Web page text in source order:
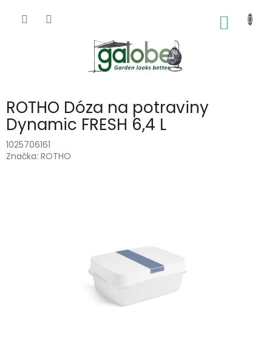
ROTHO Dóza na potraviny
Dynamic FRESH 6,4 L
1025706161
Značka: ROTHO